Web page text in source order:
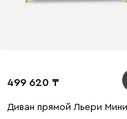
499 620
Диван прямой Льери